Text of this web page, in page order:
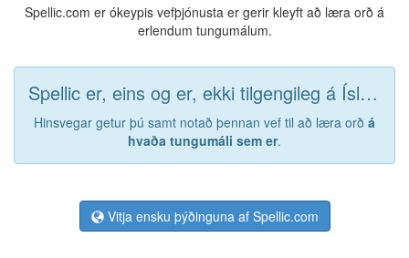
Spellic.com er ókeypis vefþjónusta er gerir kleyft að læra orð á
erlendum tungumálum.
Spellic er, eins og er, ekki tilgengileg á Íslenska.
Hinsvegar getur þú samt notað þennan vef til að læra orð á
hvaða tungumáli sem er.
Vitja ensku þýðinguna af Spellic.com